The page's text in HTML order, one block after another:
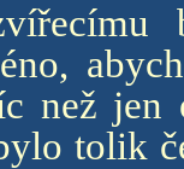
než jen
tolik